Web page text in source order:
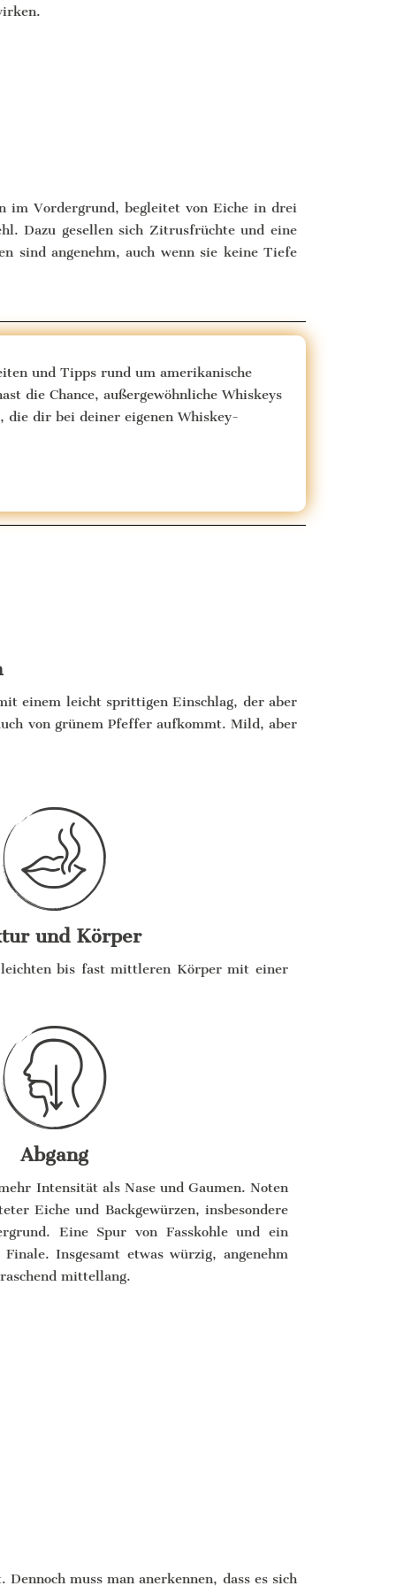
im Vordergrund, begleitet von Eiche in drei
Dazu gesellen sich Zitrusfrüchte und eine
sind angenehm, auch wenn sie keine Tiefe
und Tipps rund um amerikanische
die Chance, außergewöhnliche Whiskeys
die dir bei deiner eigenen Whiskey-
einem leicht sprittigen Einschlag, der aber
von grünem Pfeffer aufkommt. Mild, aber
und Körper
bis fast mittleren Körper mit einer
Abgang
Intensität als Nase und Gaumen. Noten
Eiche und Backgewürzen, insbesondere
Eine Spur von Fasskohle und ein
Insgesamt etwas würzig, angenehm
mittellang.
muss man anerkennen, dass es sich